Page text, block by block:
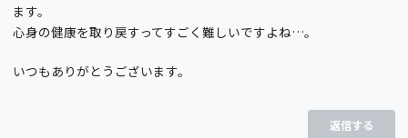
ます。
心身の健康を取り戻すってすごく難しいですよね…。
いつもありがとうございます。
返信する